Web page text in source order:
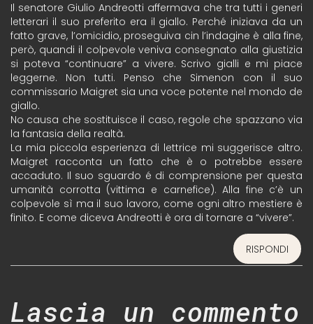
Il senatore Giulio Andreotti affermava che tra tutti i generi
letterari il suo preferito era il giallo. Perché iniziava da un
fatto grave, l’omicidio, proseguiva cin l’indagine è alla fine,
però, quandi il colpevole veniva consegnato alla giustizia
si poteva “continuare” a vivere. Scrivo gialli e mi piace
leggerne. Non tutti. Penso che Simenon con il suo
commissario Maigret sia una voce potente nel mondo de
giallo.
No causa che sostituisce il caso, regole che spazzano via
la fantasia della realtà.
La mia piccola esperienza di lettrice mi suggerisce altro.
Maigret racconta un fatto che è o potrebbe essere
accaduto. Il suo sguardo é di comprensione per questa
umanità corrotta (vittima e carnefice). Alla fine c’è un
colpevole sì ma il suo lavoro, come ogni altro mestiere è
finito. E come diceva Andreotti è ora di tornare a “vivere”.
RISPONDI
Lascia un commento